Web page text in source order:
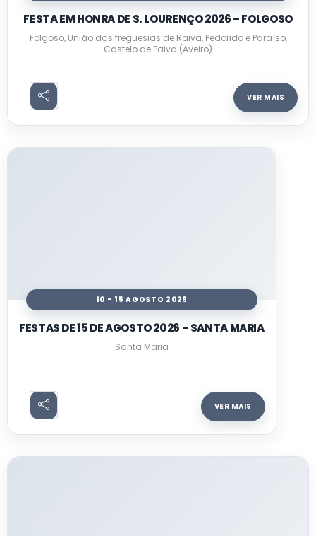
FESTA EM HONRA DE S. LOURENÇO 2026 – FOLGOSO
Folgoso, União das freguesias de Raiva, Pedorido e Paraíso,
Castelo de Paiva (Aveiro)
VER MAIS
10 - 15 AGOSTO 2026
FESTAS DE 15 DE AGOSTO 2026 – SANTA MARIA
Santa Maria
VER MAIS